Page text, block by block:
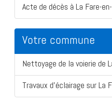
Acte de décès à La Fare-
Votre commune
Nettoyage de la voierie de
Travaux d'éclairage sur La